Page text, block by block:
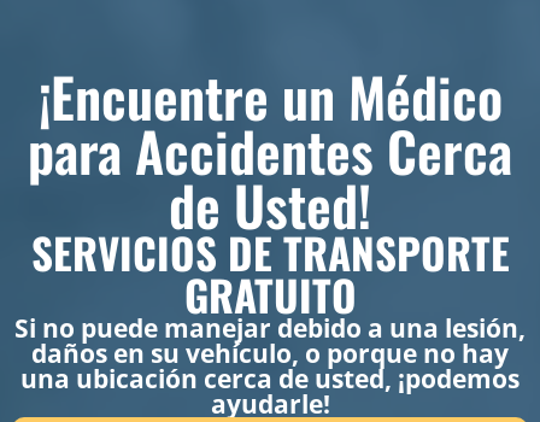
¡Encuentre un Médico
para Accidentes Cerca
de Usted!
SERVICIOS DE TRANSPORTE
GRATUITO
Si no puede manejar debido a una lesión,
daños en su vehículo, o porque no hay
una ubicación cerca de usted, ¡podemos
ayudarle!